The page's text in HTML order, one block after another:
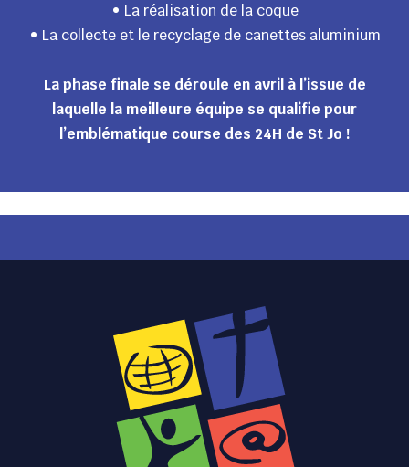
• La réalisation de la coque
• La collecte et le recyclage de canettes aluminium
La phase finale se déroule en avril à l’issue de
laquelle la meilleure équipe se qualifie pour
l’emblématique course des 24H de St Jo !